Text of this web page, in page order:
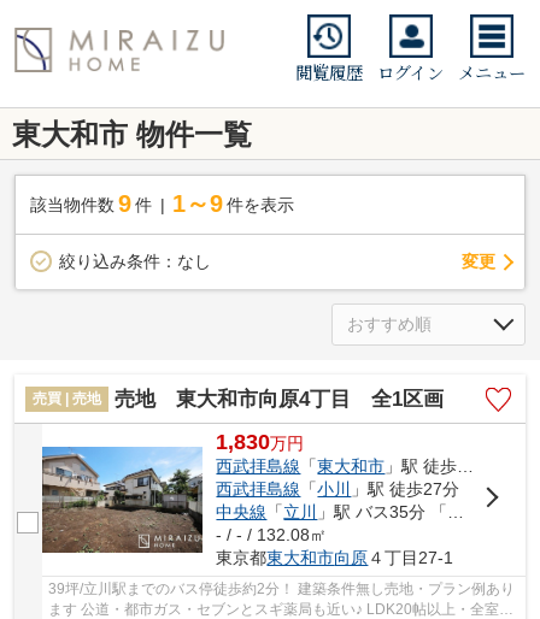
閲覧履歴 ログイン メニュー
東大和市 物件一覧
該当物件数 9件 1～9 件を表示
絞り込み条件： なし 変更
売買 | 売地 売地 東大和市向原4丁目 全1区画
1,830万円
西武拝島線 「東大和市 」駅 徒歩16分
西武拝島線 「小川
」駅 徒歩27分
中央線 「立川
」駅 バス35分 「新堀（東京都）」 停歩2分
- / - / 132.08㎡
東京都東大和市向原４丁目27-1
39坪/立川駅までのバス停徒歩約2分！ 建築条件無し売地・プラン例あり
ます 公道・都市ガス・セブンとスギ薬局も近い♪ LDK20帖以上・全室南